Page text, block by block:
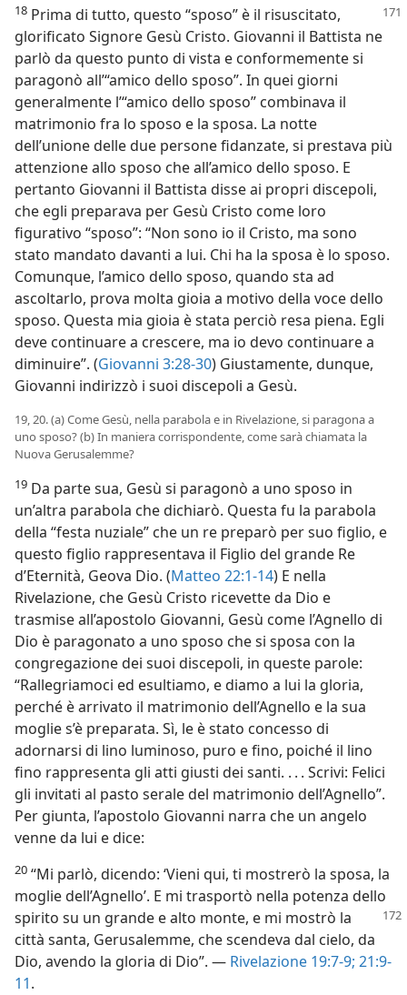
18 Prima di tutto, questo “sposo” è il risuscitato,
glorificato Signore Gesù Cristo. Giovanni il Battista ne
parlò da questo punto di vista e conformemente si
paragonò all’“amico dello sposo”. In quei giorni
generalmente l’“amico dello sposo” combinava il
matrimonio fra lo sposo e la sposa. La notte
dell’unione delle due persone fidanzate, si prestava più
attenzione allo sposo che all’amico dello sposo. E
pertanto Giovanni il Battista disse ai propri discepoli,
che egli preparava per Gesù Cristo come loro
figurativo “sposo”: “Non sono io il Cristo, ma sono
stato mandato davanti a lui. Chi ha la sposa è lo sposo.
Comunque, l’amico dello sposo, quando sta ad
ascoltarlo, prova molta gioia a motivo della voce dello
sposo. Questa mia gioia è stata perciò resa piena. Egli
deve continuare a crescere, ma io devo continuare a
diminuire”. (Giovanni 3:28-30) Giustamente, dunque,
Giovanni indirizzò i suoi discepoli a Gesù.
19, 20. (a) Come Gesù, nella parabola e in Rivelazione, si paragona a
uno sposo? (b) In maniera corrispondente, come sarà chiamata la
Nuova Gerusalemme?
19 Da parte sua, Gesù si paragonò a uno sposo in
un’altra parabola che dichiarò. Questa fu la parabola
della “festa nuziale” che un re preparò per suo figlio, e
questo figlio rappresentava il Figlio del grande Re
d’Eternità, Geova Dio. (Matteo 22:1-14) E nella
Rivelazione, che Gesù Cristo ricevette da Dio e
trasmise all’apostolo Giovanni, Gesù come l’Agnello di
Dio è paragonato a uno sposo che si sposa con la
congregazione dei suoi discepoli, in queste parole:
“Rallegriamoci ed esultiamo, e diamo a lui la gloria,
perché è arrivato il matrimonio dell’Agnello e la sua
moglie s’è preparata. Sì, le è stato concesso di
adornarsi di lino luminoso, puro e fino, poiché il lino
fino rappresenta gli atti giusti dei santi. . . . Scrivi: Felici
gli invitati al pasto serale del matrimonio dell’Agnello”.
Per giunta, l’apostolo Giovanni narra che un angelo
venne da lui e dice:
20 “Mi parlò, dicendo: ‘Vieni qui, ti mostrerò la sposa, la
moglie dell’Agnello’. E mi trasportò nella potenza dello
spirito su un grande e alto monte, e mi mostrò la
città santa, Gerusalemme, che scendeva dal cielo, da
Dio, avendo la gloria di Dio”. — Rivelazione 19:7-9; 21:9-
11.